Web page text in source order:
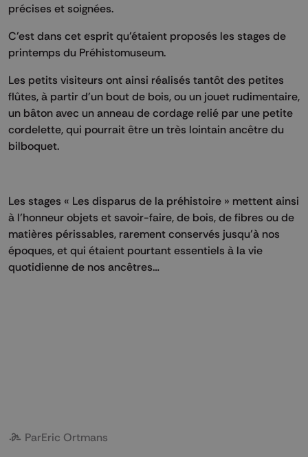
précises et soignées.
C'est dans cet esprit qu'étaient proposés les stages de
printemps du Préhistomuseum.
Les petits visiteurs ont ainsi réalisés tantôt des petites
flûtes, à partir d'un bout de bois, ou un jouet rudimentaire,
un bâton avec un anneau de cordage relié par une petite
cordelette, qui pourrait être un très lointain ancêtre du
bilboquet.
Les stages « Les disparus de la préhistoire » mettent ainsi
à l’honneur objets et savoir-faire, de bois, de fibres ou de
matières périssables, rarement conservés jusqu’à nos
époques, et qui étaient pourtant essentiels à la vie
quotidienne de nos ancêtres…
ParEric Ortmans